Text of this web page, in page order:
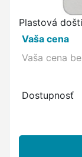
Plastová
Vaša cena
Vaša cena
Dostupnosť